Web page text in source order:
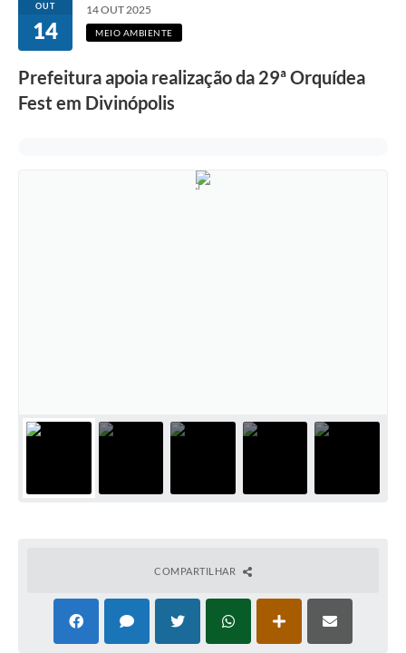
OUT
14
14 OUT 2025
MEIO AMBIENTE
Prefeitura apoia realização da 29ª Orquídea
Fest em Divinópolis
COMPARTILHAR